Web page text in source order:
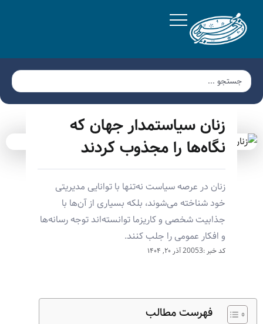
زنان سیاستمدار جهان که
نگاه‌ها را مجذوب کردند
زنان در عرصه سیاست نه‌تنها با توانایی مدیریتی
خود شناخته می‌شوند، بلکه بسیاری از آن‌ها با
جذابیت شخصی و کاریزما توانسته‌اند توجه رسانه‌ها
و افکار عمومی را جلب کنند.
کد خبر :20053 آذر ۲۰, ۱۴۰۴
فهرست مطالب